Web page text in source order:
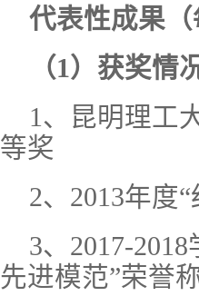
代表性成果
（1）获奖情
1、昆明理工
等奖
2、2013年度
3、2017-
先进模范”荣誉